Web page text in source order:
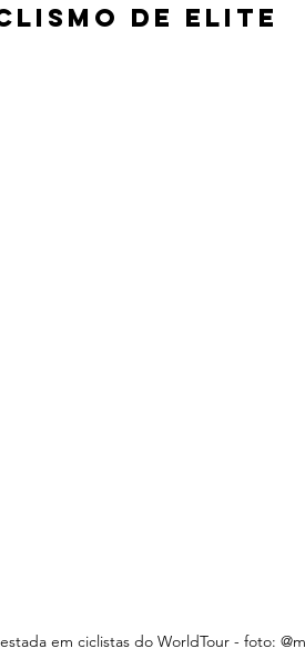
de elite
em ciclistas do WorldTour - foto: